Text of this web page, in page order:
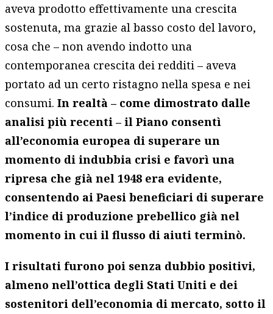
aveva prodotto effettivamente una crescita
sostenuta, ma grazie al basso costo del lavoro,
cosa che – non avendo indotto una
contemporanea crescita dei redditi – aveva
portato ad un certo ristagno nella spesa e nei
consumi.In realtà – come dimostrato dalle
analisi più recenti – il Piano consentì
all’economia europea di superare un
momento di indubbia crisi e favorì una
ripresa che già nel 1948 era evidente,
consentendo ai Paesi beneficiari di superare
l’indice di produzione prebellico già nel
momento in cui il flusso di aiuti terminò.
I risultati furono poi senza dubbio positivi,
almeno nell’ottica degli Stati Uniti e dei
sostenitori dell’economia di mercato, sotto il